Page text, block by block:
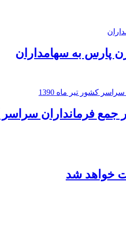
پارس به سهامداران
فرمانداران سراسر
خواهد شد